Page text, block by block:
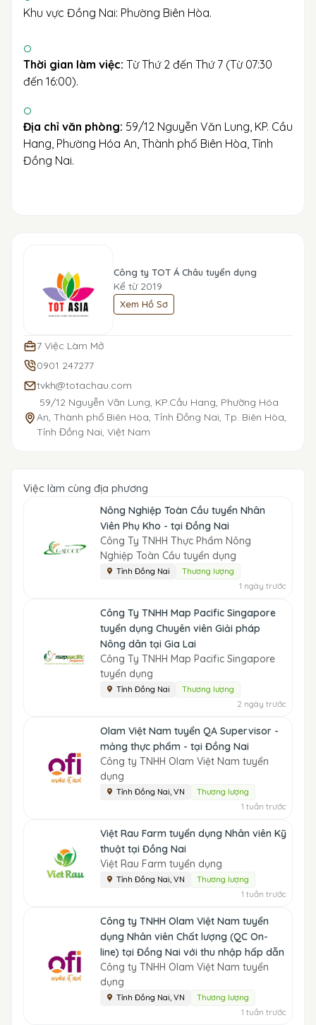
Khu vực Đồng Nai: Phường Biên Hòa.
Thời gian làm việc: Từ Thứ 2 đến Thứ 7 (Từ 07:30
đến 16:00).
Địa chỉ văn phòng: 59/12 Nguyễn Văn Lung, KP. Cầu
Hang, Phường Hóa An, Thành phố Biên Hòa, Tỉnh
Đồng Nai.
Công ty TOT Á Châu tuyển dụng
Kể từ 2019
Xem Hồ Sơ
7 Việc Làm Mở
0901 247277
tvkh@totachau.com
59/12 Nguyễn Văn Lung, KP.Cầu Hang, Phường Hóa
An, Thành phố Biên Hòa, Tỉnh Đồng Nai, Tp. Biên Hòa,
Tỉnh Đồng Nai, Việt Nam
Việc làm cùng địa phương
Nông Nghiệp Toàn Cầu tuyển Nhân
Viên Phụ Kho - tại Đồng Nai
Công Ty TNHH Thực Phẩm Nông
Nghiệp Toàn Cầu tuyển dụng
Tỉnh Đồng Nai Thương lượng
1 ngày trước
Công Ty TNHH Map Pacific Singapore
tuyển dụng Chuyên viên Giải pháp
Nông dân tại Gia Lai
Công Ty TNHH Map Pacific Singapore
tuyển dụng
Tỉnh Đồng Nai Thương lượng
2 ngày trước
Olam Việt Nam tuyển QA Supervisor -
mảng thực phẩm - tại Đồng Nai
Công ty TNHH Olam Việt Nam tuyển
dụng
Tỉnh Đồng Nai, VN Thương lượng
1 tuần trước
Việt Rau Farm tuyển dụng Nhân viên Kỹ
thuật tại Đồng Nai
Việt Rau Farm tuyển dụng
Tỉnh Đồng Nai, VN Thương lượng
1 tuần trước
Công ty TNHH Olam Việt Nam tuyển
dụng Nhân viên Chất lượng (QC On-
line) tại Đồng Nai với thu nhập hấp dẫn
Công ty TNHH Olam Việt Nam tuyển
dụng
Tỉnh Đồng Nai, VN Thương lượng
1 tuần trước